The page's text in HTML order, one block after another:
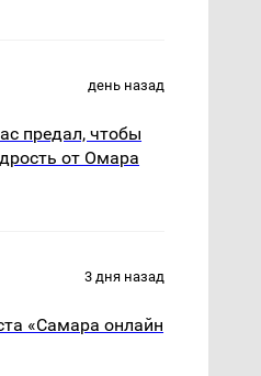
день назад
предал, чтобы
от Омара
3 дня назад
«Самара онлайн